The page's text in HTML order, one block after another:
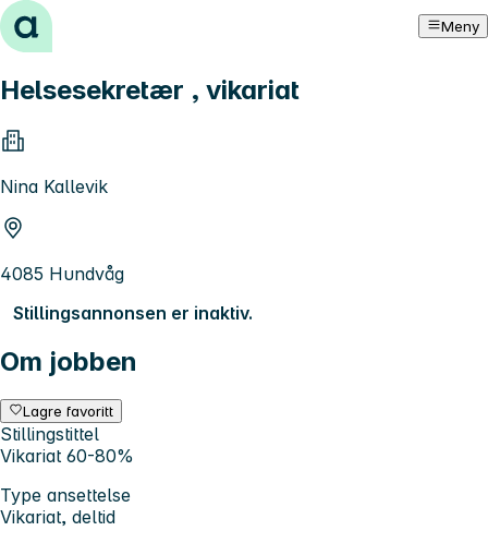
Hopp til innhold Meny
Helsesekretær , vikariat
Nina Kallevik
4085 Hundvåg
Stillingsannonsen er inaktiv.
Om jobben
Lagre favoritt
Stillingstittel
Vikariat 60-80%
Type ansettelse
Vikariat, deltid